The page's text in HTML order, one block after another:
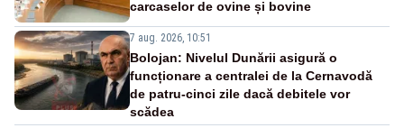
carcaselor de ovine și bovine
7 aug. 2026, 10:51
Bolojan: Nivelul Dunării asigură o
funcționare a centralei de la Cernavodă
de patru-cinci zile dacă debitele vor
scădea